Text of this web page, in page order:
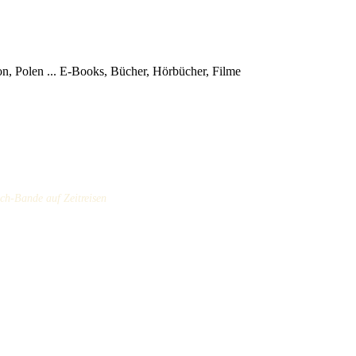
Polen ... E-Books, Bücher, Hörbücher, Filme
Bande auf Zeitreisen